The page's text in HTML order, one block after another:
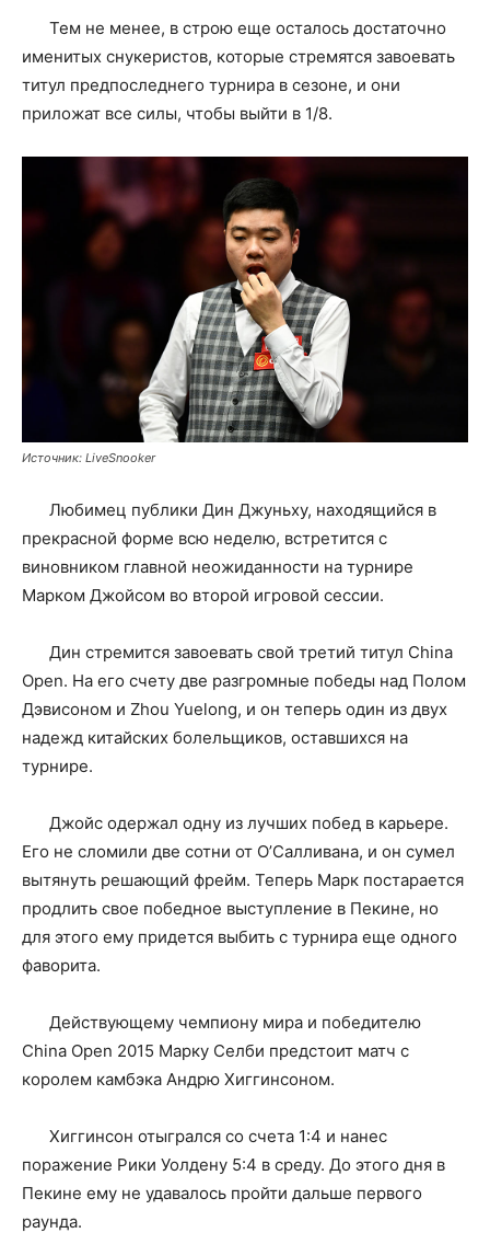
Тем не менее, в строю еще осталось достаточно
именитых снукеристов, которые стремятся завоевать
титул предпоследнего турнира в сезоне, и они
приложат все силы, чтобы выйти в 1/8.
Источник: LiveSnooker
Любимец публики Дин Джуньху, находящийся в
прекрасной форме всю неделю, встретится с
виновником главной неожиданности на турнире
Марком Джойсом во второй игровой сессии.
Дин стремится завоевать свой третий титул China
Open. На его счету две разгромные победы над Полом
Дэвисоном и Zhou Yuelong, и он теперь один из двух
надежд китайских болельщиков, оставшихся на
турнире.
Джойс одержал одну из лучших побед в карьере.
Его не сломили две сотни от О’Салливана, и он сумел
вытянуть решающий фрейм. Теперь Марк постарается
продлить свое победное выступление в Пекине, но
для этого ему придется выбить с турнира еще одного
фаворита.
Действующему чемпиону мира и победителю
China Open 2015 Марку Селби предстоит матч с
королем камбэка Андрю Хиггинсоном.
Хиггинсон отыгрался со счета 1:4 и нанес
поражение Рики Уолдену 5:4 в среду. До этого дня в
Пекине ему не удавалось пройти дальше первого
раунда.